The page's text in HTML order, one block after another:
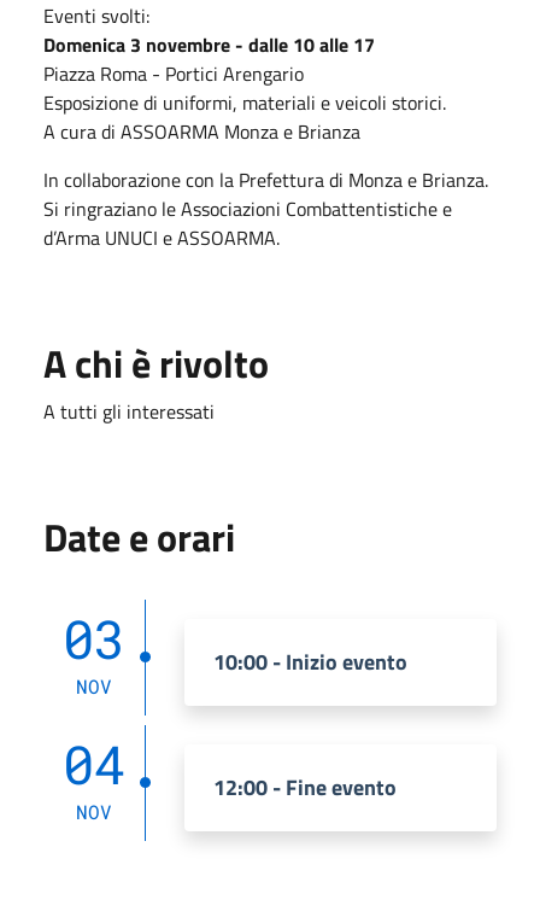
Eventi svolti:
Domenica 3 novembre - dalle 10 alle 17
Piazza Roma - Portici Arengario
Esposizione di uniformi, materiali e veicoli storici.
A cura di ASSOARMA Monza e Brianza
In collaborazione con la Prefettura di Monza e Brianza.
Si ringraziano le Associazioni Combattentistiche e
d’Arma UNUCI e ASSOARMA.
A chi è rivolto
A tutti gli interessati
Date e orari
03
NOV
10:00 - Inizio evento
04
NOV
12:00 - Fine evento